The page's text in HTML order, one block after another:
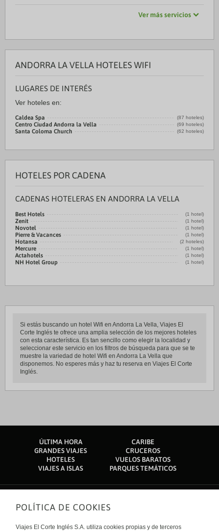
Ver más servicios
ANDORRA LA VELLA HOTELES WIFI
LUGARES DE INTERÉS
Ver hoteles en:
Caldea Spa (87 hoteles)
Centro Ciudad Andorra la Vella (69 hoteles)
Santa Coloma Church (62 hoteles)
HOTELES POR CADENA
CADENAS HOTELERAS EN ANDORRA LA VELLA
Best Hotels (1 hotel)
Zenit (1 hotel)
Novotel (1 hotel)
Pierre & Vacances (1 hotel)
Hotansa (2 hoteles)
Mercure (1 hotel)
Actahotels (1 hotel)
NH Hotel Group (1 hotel)
Si estás buscando un hotel Wifi en Andorra La Vella, Viajes El
Corte Inglés te ofrece una amplia selección de los mejores hoteles
con esta característica. Es tan sencillo como elegir la localidad y
seleccionar este servicio en los filtros de búsqueda para que se te
muestre la variedad de hotel Wifi en Andorra La Vella que
disponemos. No esperes más y haz tu reserva en Viajes El Corte
Inglés.
ÚLTIMA HORA
CARIBE
GRANDES VIAJES
CRUCEROS
HOTELES
VUELOS BARATOS
VIAJES A ISLAS
PARQUES TEMÁTICOS
Sobre nosotros
Quiénes somos
POLÍTICA DE COOKIES
Viajes El Corte Inglés S.A. utiliza cookies propias y de terceros